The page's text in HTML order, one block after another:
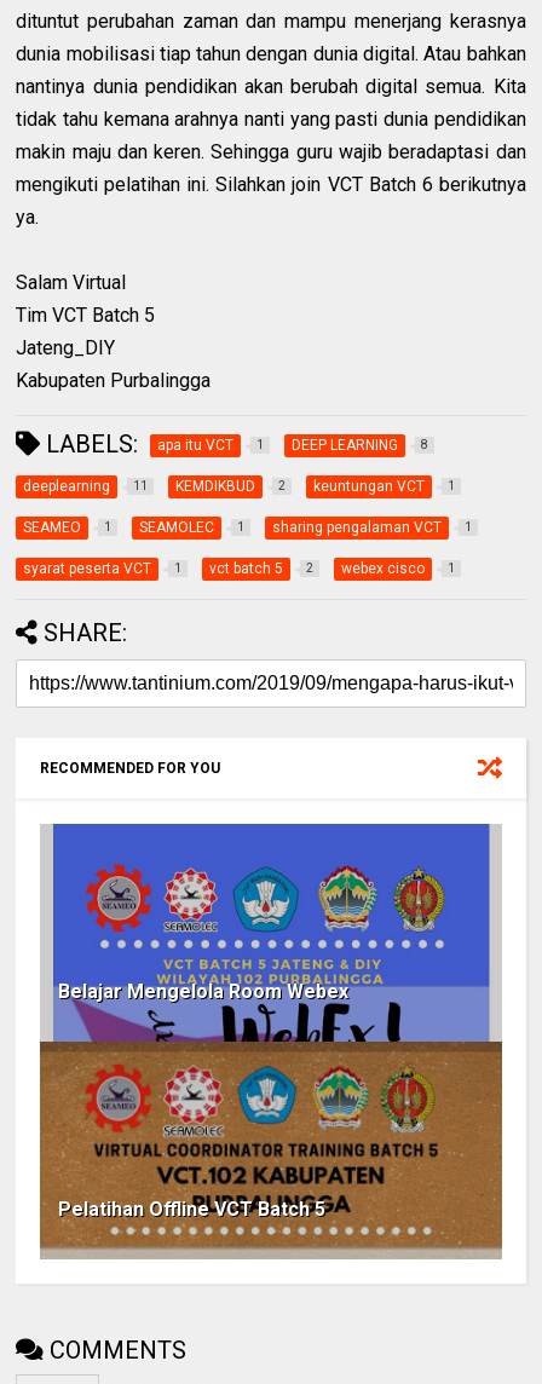
dituntut perubahan zaman dan mampu menerjang kerasnya
dunia mobilisasi tiap tahun dengan dunia digital. Atau bahkan
nantinya dunia pendidikan akan berubah digital semua. Kita
tidak tahu kemana arahnya nanti yang pasti dunia pendidikan
makin maju dan keren. Sehingga guru wajib beradaptasi dan
mengikuti pelatihan ini. Silahkan join VCT Batch 6 berikutnya
ya.
Salam Virtual
Tim VCT Batch 5
Jateng_DIY
Kabupaten Purbalingga
LABELS: apa itu VCT 1 DEEP LEARNING 8
deeplearning 11 KEMDIKBUD 2 keuntungan VCT 1
SEAMEO 1 SEAMOLEC 1 sharing pengalaman VCT 1
syarat peserta VCT 1 vct batch 5 2 webex cisco 1
SHARE:
RECOMMENDED FOR YOU
Belajar Mengelola Room Webex
Pelatihan Offline VCT Batch 5
COMMENTS